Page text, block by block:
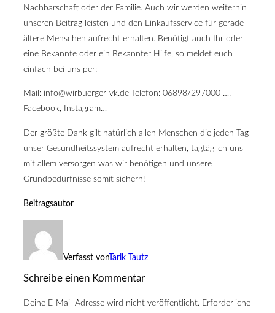
Nachbarschaft oder der Familie. Auch wir werden weiterhin
unseren Beitrag leisten und den Einkaufsservice für gerade
ältere Menschen aufrecht erhalten. Benötigt auch Ihr oder
eine Bekannte oder ein Bekannter Hilfe, so meldet euch
einfach bei uns per:
Mail: info@wirbuerger-vk.de Telefon: 06898/297000 ….
Facebook, Instagram…
Der größte Dank gilt natürlich allen Menschen die jeden Tag
unser Gesundheitssystem aufrecht erhalten, tagtäglich uns
mit allem versorgen was wir benötigen und unsere
Grundbedürfnisse somit sichern!
Beitragsautor
Verfasst vonTarik Tautz
Schreibe einen Kommentar
Deine E-Mail-Adresse wird nicht veröffentlicht. Erforderliche